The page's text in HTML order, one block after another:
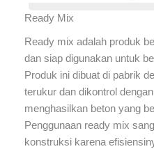
Ready Mix
Ready mix adalah produk
dan siap digunakan untuk
Produk ini dibuat di pabrik
terukur dan dikontrol
menghasilkan beton yang
Penggunaan ready mix
konstruksi karena